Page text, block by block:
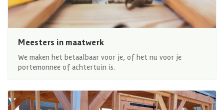
Meesters in maatwerk
We maken het betaalbaar voor je, of het nu voor je
portemonnee of achtertuin is.